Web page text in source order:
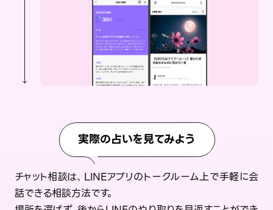
実際の占いを見てみよう
チャット相談は、LINEアプリのトークルーム上で手軽に会
話できる相談方法です。